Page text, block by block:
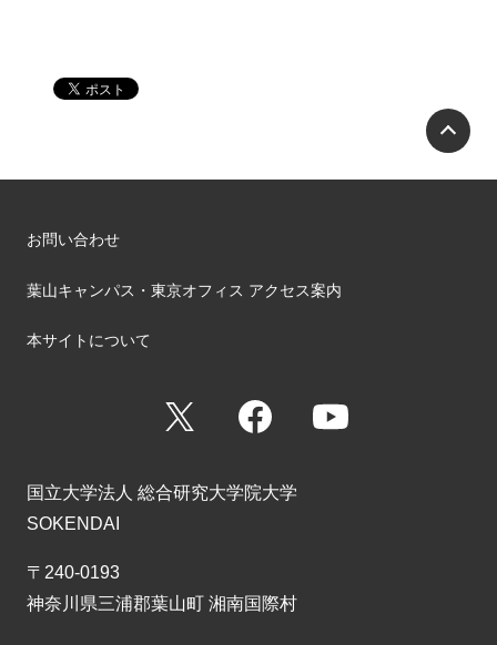
お問い合わせ
葉山キャンパス・東京オフィス アクセス案内
本サイトについて
Facebook
国立大学法人 総合研究大学院大学
SOKENDAI
〒240-0193
神奈川県三浦郡葉山町 湘南国際村